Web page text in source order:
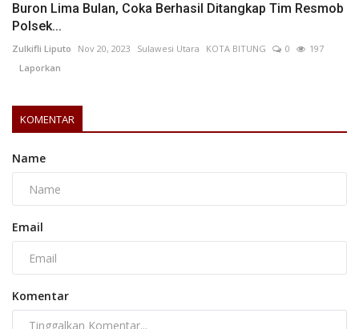
Buron Lima Bulan, Coka Berhasil Ditangkap Tim Resmob
Polsek...
Zulkifli Liputo Nov 20, 2023 Sulawesi Utara KOTA BITUNG 0
197
Laporkan
KOMENTAR
Name
Email
Komentar